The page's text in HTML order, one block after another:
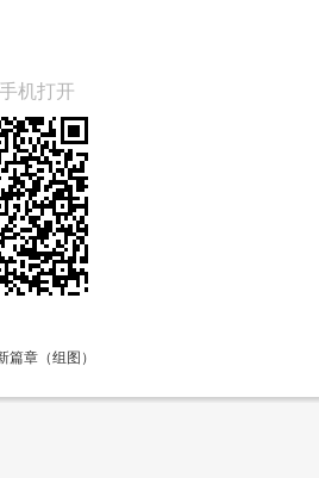
机打开
章（组图）